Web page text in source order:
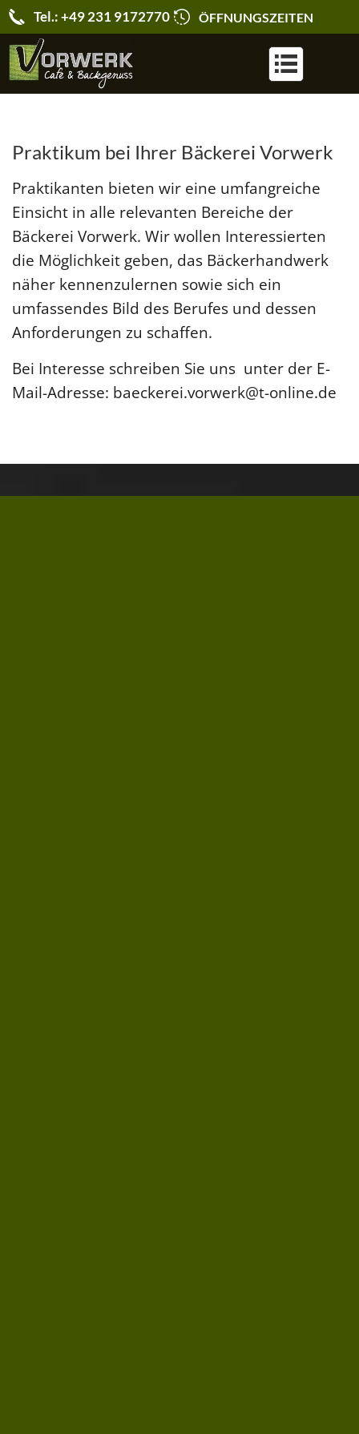
Tel.: +49 231 9172770 ÖFFNUNGSZEITEN
Praktikum bei Ihrer Bäckerei Vorwerk
Praktikanten bieten wir eine umfangreiche
Einsicht in alle relevanten Bereiche der
Bäckerei Vorwerk. Wir wollen Interessierten
die Möglichkeit geben, das Bäckerhandwerk
näher kennenzulernen sowie sich ein
umfassendes Bild des Berufes und dessen
Anforderungen zu schaffen.
Bei Interesse schreiben Sie uns unter der E-
Mail-Adresse: baeckerei.vorwerk@t-online.de